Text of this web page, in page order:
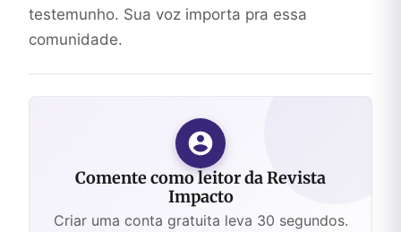
testemunho. Sua voz importa pra essa
comunidade.
Comente como leitor da Revista
Impacto
Criar uma conta gratuita leva 30 segundos.